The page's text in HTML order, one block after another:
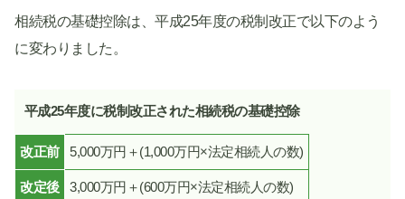
相続税の基礎控除は、平成25年度の税制改正で以下のよう
に変わりました。
平成25年度に税制改正された相続税の基礎控除
改正前 5,000万円＋(1,000万円×法定相続人の数)
改定後 3,000万円＋(600万円×法定相続人の数)